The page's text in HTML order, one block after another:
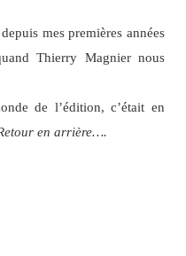
mes premières années
Thierry Magnier nous
de l’édition, c’était en
en arrière….